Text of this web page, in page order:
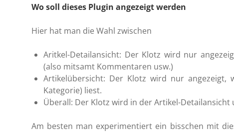
Wo soll dieses Plugin angezeigt werden
Hier hat man die Wahl zwischen
Aritkel-Detailansicht: Der Klotz wird nur
(also mitsamt Kommentaren usw.)
Artikelübersicht: Der Klotz wird nur
Kategorie) liest.
Überall: Der Klotz wird in der Artikel-
Am besten man experimentiert ein bisschen mit